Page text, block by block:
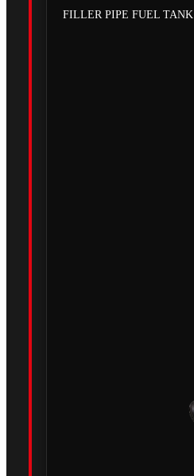
FILLER PIPE FUEL TANK